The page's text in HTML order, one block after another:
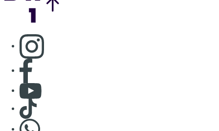
Consulter page Instagram
Consulter page Facebook
Consulter Youtube
Consulter TikTok